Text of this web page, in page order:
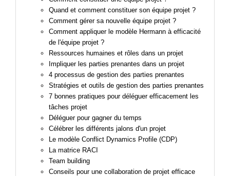
Quand et comment constituer son équipe projet ?
Comment gérer sa nouvelle équipe projet ?
Comment appliquer le modèle Hermann à efficacité
de l'équipe projet ?
Ressources humaines et rôles dans un projet
Impliquer les parties prenantes dans un projet
4 processus de gestion des parties prenantes
Stratégies et outils de gestion des parties prenantes
7 bonnes pratiques pour déléguer efficacement les
tâches projet
Déléguer pour gagner du temps
Célébrer les différents jalons d'un projet
Le modèleConflict Dynamics Profile (CDP)
La matrice RACI
Team building
Conseils pour une collaboration de projet efficace